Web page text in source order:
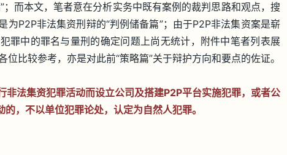
而本文，笔者意在分析实务中既有案例的裁判思路和观点，搜
为P2P非法集资刑辩的“判例储备篇”；由于P2P非法集资案是崭
罪中的罪名与量刑的确定问题上尚无统计，附件中笔者列表展
比较参考，亦是对此前“策略篇”关于辩护方向和要点的佐证。
非法集资犯罪活动而设立公司及搭建P2P平台实施犯罪，或者公
，不以单位犯罪论处，认定为自然人犯罪。